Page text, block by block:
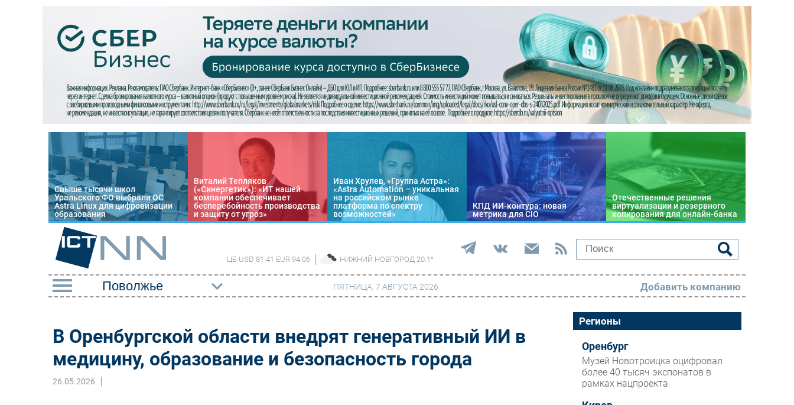
Свыше тысячи школ
Уральского ФО выбрали ОС
Astra Linux для цифровизации
образования
Виталий Тепляков
(«Синергетик»): «ИТ нашей
компании обеспечивает
бесперебойность производства
и защиту от угроз»
Иван Хрулев, «Группа Астра»:
«Astra Automation – уникальная
на российском рынке
платформа по спектру
возможностей»
КПД ИИ-контура: новая
метрика для CIO
Отечественные решения
виртуализации и резервного
копирования для онлайн-банка
ЦБ USD 81.41 EUR 94.06 НИЖНИЙ НОВГОРОД 20.1 °
Импорто­замещение
Автоматизация
Промышленности
Маркетинг
Торговые сети
Финансы
Web
РАЗДЕЛЫ
Новости
Аналитика
Интервью
ПЯТНИЦА, 7 АВГУСТА 2026 Добавить компанию
В Оренбургской области внедрят генеративный ИИ в
медицину, образование и безопасность города
26.05.2026
Регионы
Оренбург
Музей Новотроицка оцифровал
более 40 тысяч экспонатов в
рамках нацпроекта